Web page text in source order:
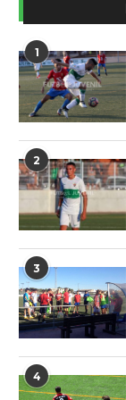
1
2
3
4